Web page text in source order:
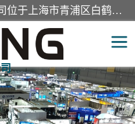
上海日朗展览服务有限公司位于上海市青浦区白鹤镇，营业范围有展览展示会务服务，室内装饰设计及施工，展示道具设计制作，舞台设计，图文设计，灯箱制作，园林绿化工程，广告装潢材料，建筑材料，办公用品，工艺礼品日用百货销售。
活动会议执行